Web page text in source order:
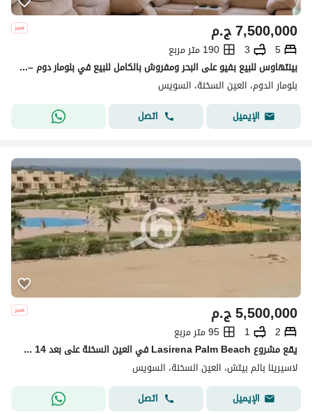
ج.م7,500,000
5
3
190 متر مربع
بينتهاوس للبيع بفيو على البحر ومفروش بالكامل للبيع في بلومار دوم – العين السخنه - استلام فورى -blumar Dome
بلومار الدوم، العين السخنة، السويس
الإيميل
اتصل
ج.م5,500,000
2
1
95 متر مربع
يقع مشروع Lasirena Palm Beach في العين السخنة على بعد 14 كم من بوابات العين السخنة طريق السويس. :
لاسيرينا بالم بيتش، العين السخنة، السويس
الإيميل
اتصل